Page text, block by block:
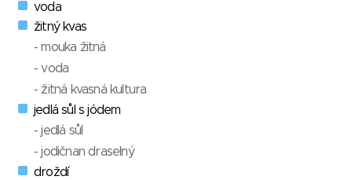
voda
žitný kvas
- mouka žitná
- voda
- žitná kvasná kultura
jedlá sůl s jódem
- jedlá sůl
- jodičnan draselný
droždí